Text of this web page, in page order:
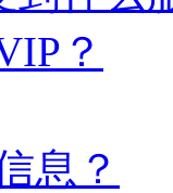
？
息？